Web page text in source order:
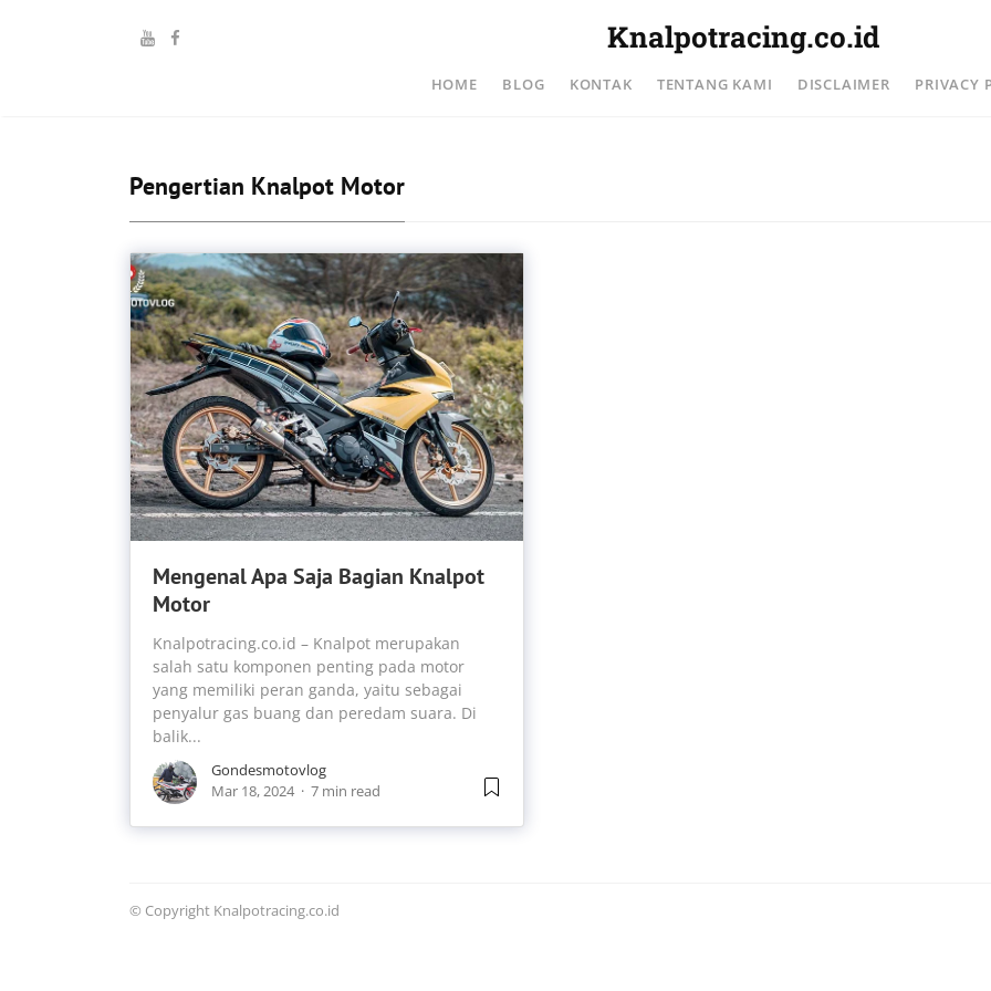
Knalpotracing.co.id
HOME BLOG KONTAK TENTANG KAMI DISCLAIMER PRIVACY
Pengertian Knalpot Motor
Mengenal Apa Saja Bagian Knalpot
Motor
Knalpotracing.co.id – Knalpot merupakan
salah satu komponen penting pada motor
yang memiliki peran ganda, yaitu sebagai
penyalur gas buang dan peredam suara. Di
balik...
Gondesmotovlog
Mar 18, 2024
7 min read
© Copyright Knalpotracing.co.id